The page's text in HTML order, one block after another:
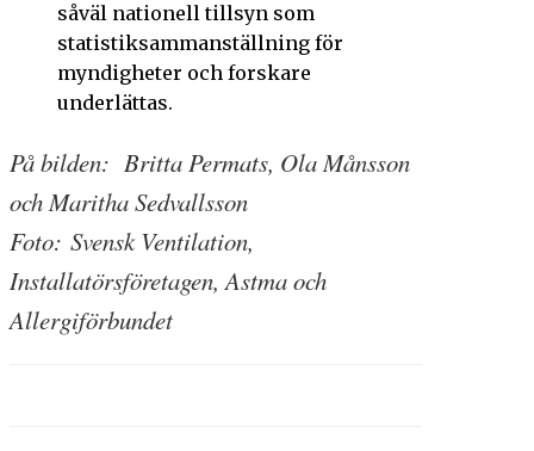
såväl nationell tillsyn som
statistiksammanställning för
myndigheter och forskare
underlättas.
På bilden: Britta Permats, Ola Månsson
och Maritha Sedvallsson
Foto: Svensk Ventilation,
Installatörsföretagen, Astma och
Allergiförbundet